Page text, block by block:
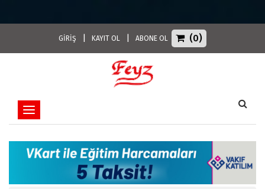
GİRİŞ KAYIT OL ABONE OL (0)
Toggle navigation